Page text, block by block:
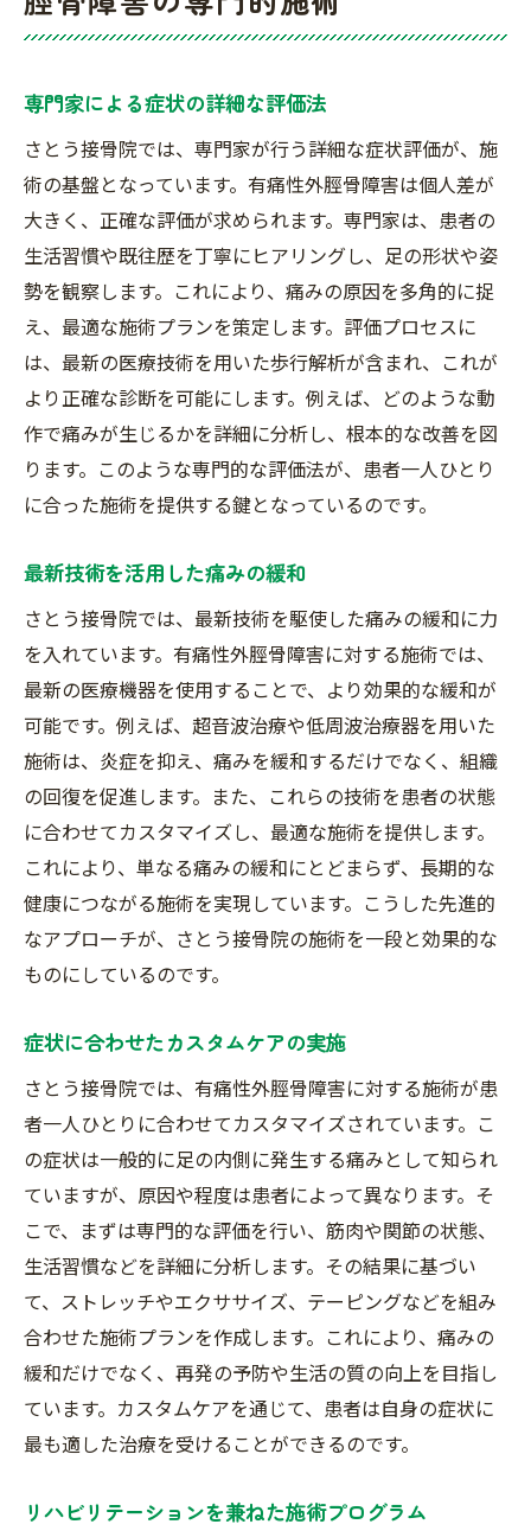
専門家による症状の詳細な評価法
さとう接骨院では、専門家が行う詳細な症状評価が、施
術の基盤となっています。有痛性外脛骨障害は個人差が
大きく、正確な評価が求められます。専門家は、患者の
生活習慣や既往歴を丁寧にヒアリングし、足の形状や姿
勢を観察します。これにより、痛みの原因を多角的に捉
え、最適な施術プランを策定します。評価プロセスに
は、最新の医療技術を用いた歩行解析が含まれ、これが
より正確な診断を可能にします。例えば、どのような動
作で痛みが生じるかを詳細に分析し、根本的な改善を図
ります。このような専門的な評価法が、患者一人ひとり
に合った施術を提供する鍵となっているのです。
最新技術を活用した痛みの緩和
さとう接骨院では、最新技術を駆使した痛みの緩和に力
を入れています。有痛性外脛骨障害に対する施術では、
最新の医療機器を使用することで、より効果的な緩和が
可能です。例えば、超音波治療や低周波治療器を用いた
施術は、炎症を抑え、痛みを緩和するだけでなく、組織
の回復を促進します。また、これらの技術を患者の状態
に合わせてカスタマイズし、最適な施術を提供します。
これにより、単なる痛みの緩和にとどまらず、長期的な
健康につながる施術を実現しています。こうした先進的
なアプローチが、さとう接骨院の施術を一段と効果的な
ものにしているのです。
症状に合わせたカスタムケアの実施
さとう接骨院では、有痛性外脛骨障害に対する施術が患
者一人ひとりに合わせてカスタマイズされています。こ
の症状は一般的に足の内側に発生する痛みとして知られ
ていますが、原因や程度は患者によって異なります。そ
こで、まずは専門的な評価を行い、筋肉や関節の状態、
生活習慣などを詳細に分析します。その結果に基づい
て、ストレッチやエクササイズ、テーピングなどを組み
合わせた施術プランを作成します。これにより、痛みの
緩和だけでなく、再発の予防や生活の質の向上を目指し
ています。カスタムケアを通じて、患者は自身の症状に
最も適した治療を受けることができるのです。
リハビリテーションを兼ねた施術プログラム